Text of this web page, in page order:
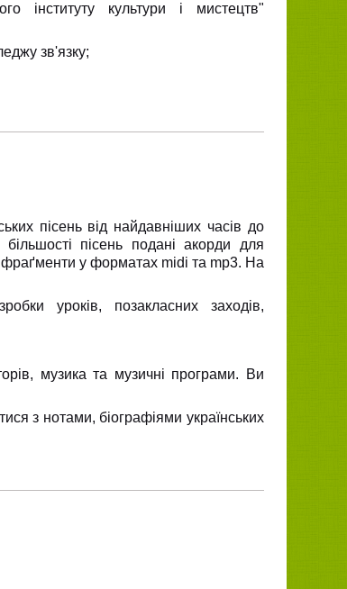
інституту культури і мистецтв"
зв'язку;
пісень від найдавніших часів до
пісень подані акорди для
фраґменти у форматах midi та mp3. На
уроків, позакласних заходів,
музика та музичні програми. Ви
з нотами, біографіями українських